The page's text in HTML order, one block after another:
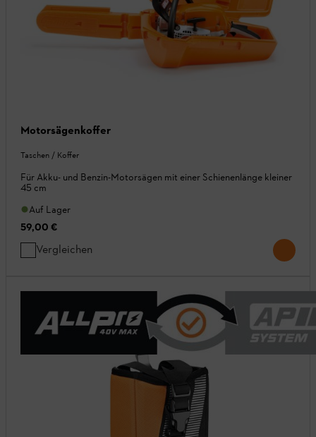
Motorsägenkoffer
Taschen / Koffer
Für Akku- und Benzin-Motorsägen mit einer Schienenlänge kleiner
45 cm
Auf Lager
59,00 €
Vergleichen